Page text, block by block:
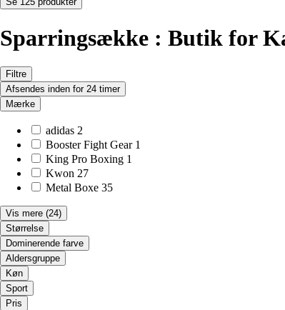
Sparringsække : Butik for
Filtre
Afsendes inden for 24 timer
Mærke
adidas 2
Booster Fight Gear 1
King Pro Boxing 1
Kwon 27
Metal Boxe 35
Vis mere (24)
Størrelse
Dominerende farve
Aldersgruppe
Køn
Sport
Pris